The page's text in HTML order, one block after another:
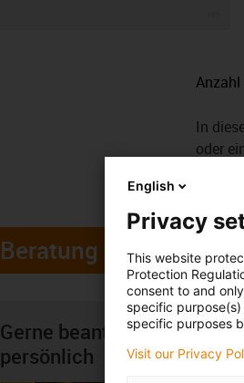
Anzahl
In
oder
Beratung
Gerne beantworte ich Ihre
persönlich
English
Privacy
This website
Protection
consent to and
specific
specific purposes
Visit our Privacy